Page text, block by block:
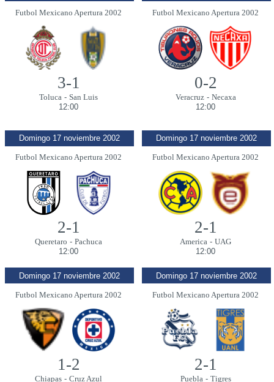
Futbol Mexicano Apertura 2002
3-1
Toluca - San Luis
12:00
Futbol Mexicano Apertura 2002
0-2
Veracruz- Necaxa
12:00
Domingo 17 noviembre 2002
Futbol Mexicano Apertura 2002
2-1
Queretaro - Pachuca
12:00
Domingo 17 noviembre 2002
Futbol Mexicano Apertura 2002
2-1
America - UAG
12:00
Domingo 17 noviembre 2002
Futbol Mexicano Apertura 2002
1-2
Chiapas - Cruz Azul
Domingo 17 noviembre 2002
Futbol Mexicano Apertura 2002
2-1
Puebla- Tigres